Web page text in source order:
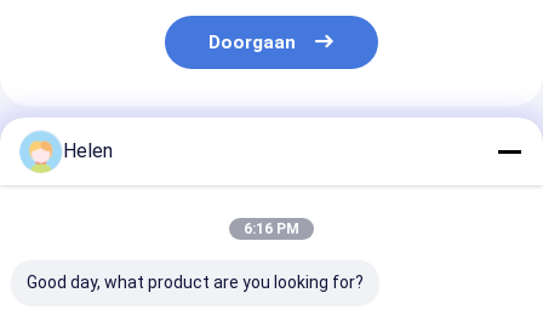
Doorgaan
Geadviseerde Producten
Helen
6:16 PM
Good day, what product are you looking for?